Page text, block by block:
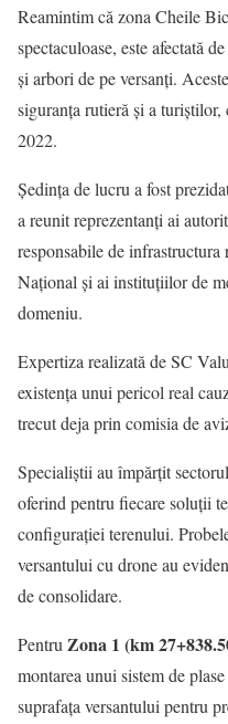
Reamintim că zona Cheile
spectaculoase, este afectată
și arbori de pe versanți.
siguranța rutieră și a
2022.
Ședința de lucru a fost
a reunit reprezentanți ai
responsabile de
Național și ai instituțiilor de
domeniu.
Expertiza realizată de SC
existența unui pericol real
trecut deja prin comisia de
Specialiștii au împărțit
oferind pentru fiecare soluții
configurației terenului.
versantului cu drone au
de consolidare.
Pentru Zona 1 (km
montarea unui sistem de
suprafața versantului pentru